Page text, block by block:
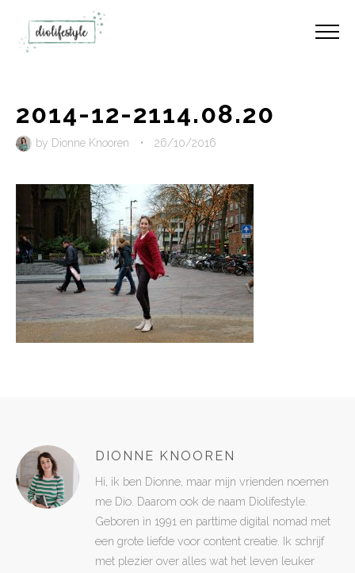
2014-12-2114.08.20
by Dionne Knooren • 26/10/2016
DIONNE KNOOREN
Hi, ik ben Dionne, maar mijn vrienden noemen
me Dio. Daarom ook de naam Diolifestyle.
Geboren in 1991 en parttime digital nomad met
een grote liefde voor content creatie. Ik schrijf
met plezier over alles wat het leven leuker